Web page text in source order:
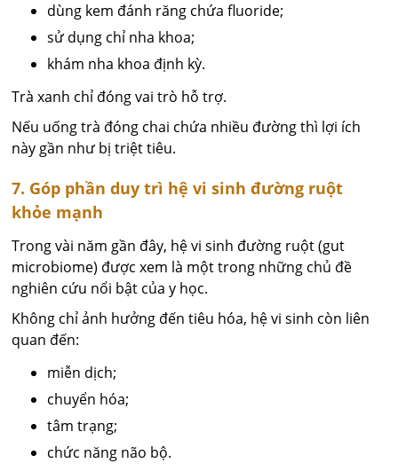
dùng kem đánh răng chứa fluoride;
sử dụng chỉ nha khoa;
khám nha khoa định kỳ.
Trà xanh chỉ đóng vai trò hỗ trợ.
Nếu uống trà đóng chai chứa nhiều đường thì lợi ích
này gần như bị triệt tiêu.
7. Góp phần duy trì hệ vi sinh đường ruột
khỏe mạnh
Trong vài năm gần đây, hệ vi sinh đường ruột (gut
microbiome) được xem là một trong những chủ đề
nghiên cứu nổi bật của y học.
Không chỉ ảnh hưởng đến tiêu hóa, hệ vi sinh còn liên
quan đến:
miễn dịch;
chuyển hóa;
tâm trạng;
chức năng não bộ.